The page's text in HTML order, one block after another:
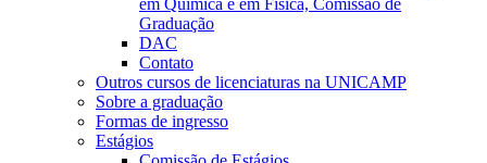
em Química e em Física, Comissão de
Graduação
DAC
Contato
Outros cursos de licenciaturas na UNICAMP
Sobre a graduação
Formas de ingresso
Estágios